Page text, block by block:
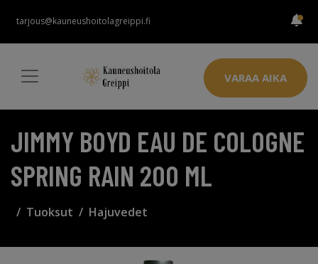
tarjous@kauneushoitolagreippi.fi
VARAA AIKA
JIMMY BOYD EAU DE COLOGNE
SPRING RAIN 200 ML
Tuoksut Hajuvedet